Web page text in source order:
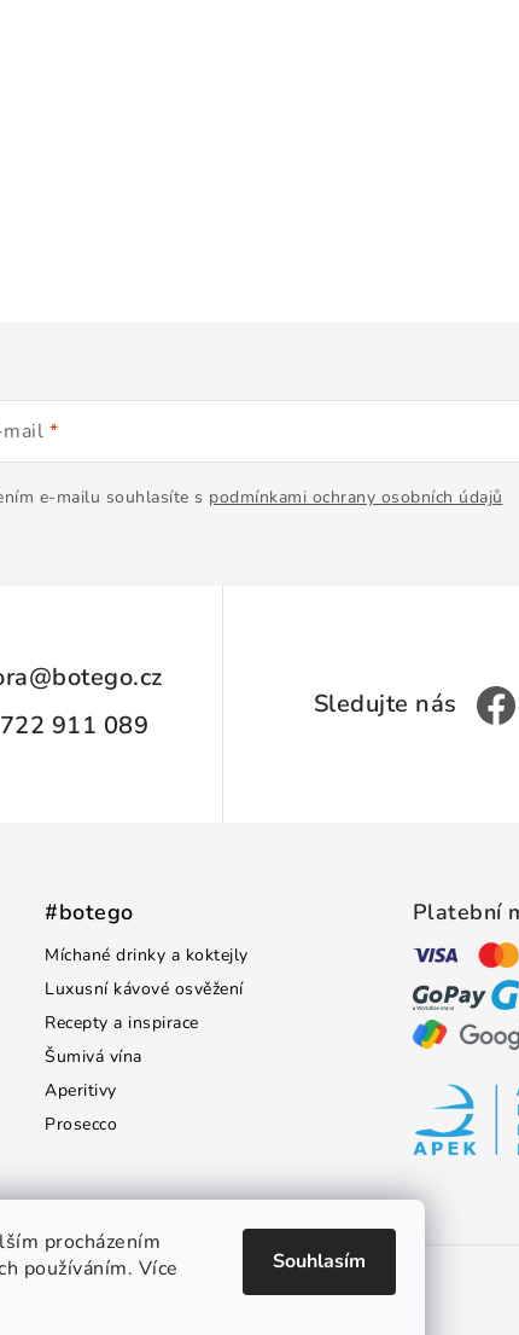
procházením
používáním. Více
Souhlasím
mail
e-mailu souhlasíte s podmínkami ochrany osobních údajů
@botego.cz
911 089
#botego
Míchané drinky a koktejly
Luxusní kávové osvěžení
Recepty a inspirace
Šumivá vína
Aperitivy
Prosecco
Platební